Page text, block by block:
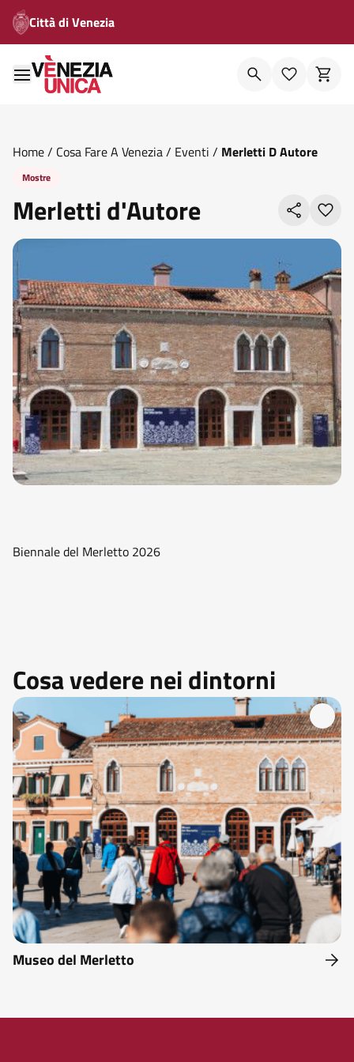
Città di Venezia
Home/ Cosa Fare A Venezia/ Eventi / Merletti D Autore
Mostre
Merletti d'Autore
Biennale del Merletto 2026
Cosa vedere nei dintorni
Museo del Merletto